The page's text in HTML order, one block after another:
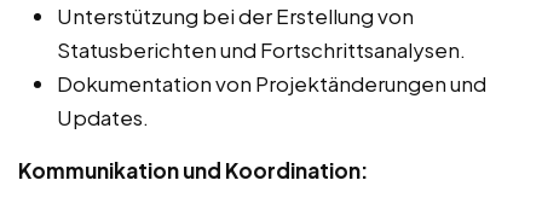
Unterstützung bei der Erstellung von
Statusberichten und Fortschrittsanalysen.
Dokumentation von Projektänderungen und
Updates.
Kommunikation und Koordination: